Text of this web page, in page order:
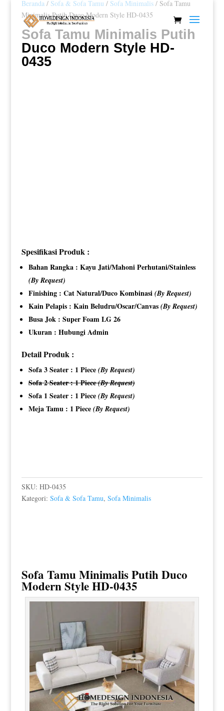
Beranda/ Sofa & Sofa Tamu / Sofa Minimalis/ Sofa Tamu
Minimalis Putih Duco Modern Style HD-0435
Sofa Tamu Minimalis Putih
Duco Modern Style HD-
0435
Spesifikasi Produk :
Bahan Rangka : Kayu Jati/Mahoni Perhutani/Stainless
(By Request)
Finishing : Cat Natural/Duco Kombinasi (By Request)
Kain Pelapis : Kain Beludru/Oscar/Canvas (By Request)
Busa Jok : Super Foam LG 26
Ukuran : Hubungi Admin
Detail Produk :
Sofa 3 Seater : 1 Piece (By Request)
Sofa 2 Seater : 1 Piece(By Request)
Sofa 1 Seater : 1 Piece (By Request)
Meja Tamu : 1 Piece (By Request)
SKU: HD-0435
Kategori: Sofa & Sofa Tamu, Sofa Minimalis
Sofa Tamu Minimalis PutihDuco
Modern Style HD-0435